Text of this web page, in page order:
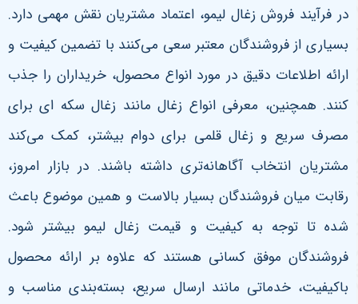
در فرآیند فروش زغال لیمو، اعتماد مشتریان نقش مهمی دارد.
بسیاری از فروشندگان معتبر سعی می‌کنند با تضمین کیفیت و
ارائه اطلاعات دقیق در مورد انواع محصول، خریداران را جذب
کنند. همچنین، معرفی انواع زغال مانند زغال سکه ای برای
مصرف سریع و زغال قلمی برای دوام بیشتر، کمک می‌کند
مشتریان انتخاب آگاهانه‌تری داشته باشند. در بازار امروز،
رقابت میان فروشندگان بسیار بالاست و همین موضوع باعث
شده تا توجه به کیفیت و قیمت زغال لیمو بیشتر شود.
فروشندگان موفق کسانی هستند که علاوه بر ارائه محصول
باکیفیت، خدماتی مانند ارسال سریع، بسته‌بندی مناسب و